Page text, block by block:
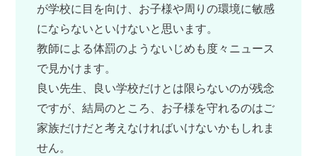
が学校に目を向け、お子様や周りの環境に敏感
にならないといけないと思います。
教師による体罰のようないじめも度々ニュース
で見かけます。
良い先生、良い学校だけとは限らないのが残念
ですが、結局のところ、お子様を守れるのはご
家族だけだと考えなければいけないかもしれま
せん。